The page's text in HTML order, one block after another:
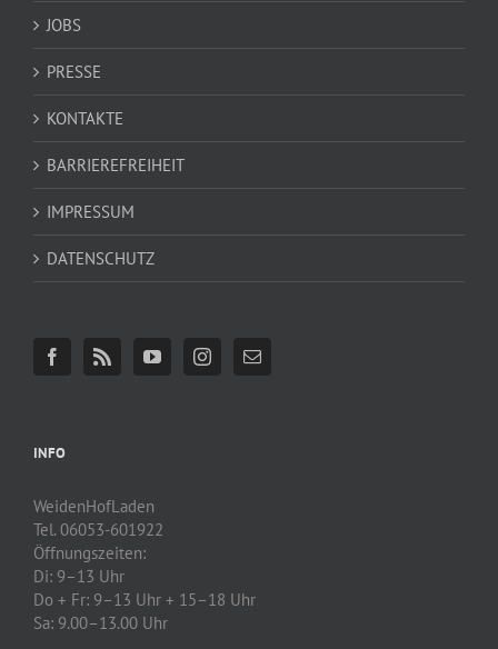
JOBS
PRESSE
KONTAKTE
BARRIEREFREIHEIT
IMPRESSUM
DATENSCHUTZ
INFO
WeidenHofLaden
Tel. 06053-601922
Öffnungszeiten:
Di: 9–13 Uhr
Do + Fr: 9–13 Uhr + 15–18 Uhr
Sa: 9.00–13.00 Uhr